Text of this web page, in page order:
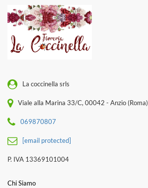
La coccinella srls
Viale alla Marina 33/C, 00042 - Anzio (Roma)
069870807
[email protected]
P. IVA 13369101004
Chi Siamo